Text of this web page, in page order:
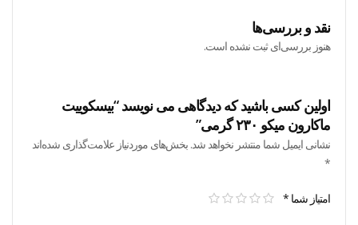
نقد و بررسی‌ها
هنوز بررسی‌ای ثبت نشده است.
اولین کسی باشید که دیدگاهی می نویسد “بیسکوییت
ماکارون میکو ۲۳۰ گرمی”
نشانی ایمیل شما منتشر نخواهد شد. بخش‌های موردنیاز علامت‌گذاری شده‌اند
*
امتیاز شما *